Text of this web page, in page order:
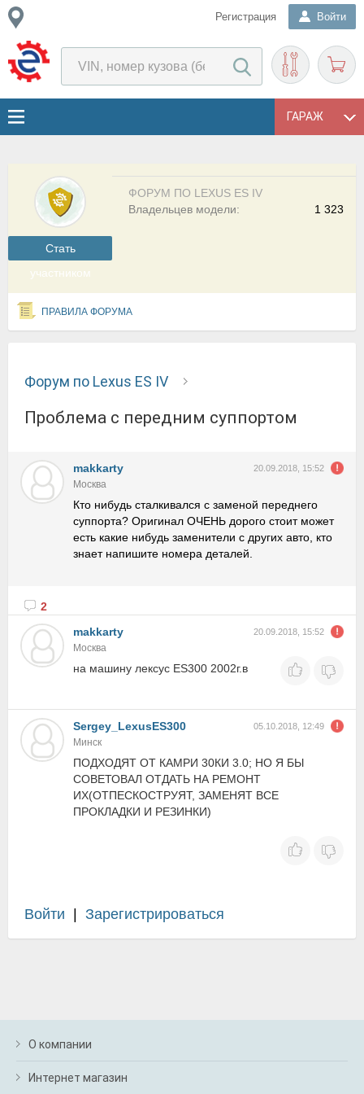
Регистрация Войти
ГАРАЖ
Cтать
участником
ФОРУМ ПО LEXUS ES IV
1 323
Владельцев модели:
ПРАВИЛА ФОРУМА
Форум по Lexus ES IV
Проблема с передним суппортом
makkarty 20.09.2018, 15:52
Москва
Кто нибудь сталкивался с заменой переднего
суппорта? Оригинал ОЧЕНЬ дорого стоит может
есть какие нибудь заменители с других авто, кто
знает напишите номера деталей.
2
makkarty
20.09.2018, 15:52
Москва
на машину лексус ES300 2002г.в
Sergey_LexusES300 05.10.2018, 12:49
Минск
ПОДХОДЯТ ОТ КАМРИ 30КИ 3.0; НО Я БЫ
СОВЕТОВАЛ ОТДАТЬ НА РЕМОНТ
ИХ(ОТПЕСКОСТРУЯТ, ЗАМЕНЯТ ВСЕ
ПРОКЛАДКИ И РЕЗИНКИ)
Войти Зарегистрироваться
О компании
Интернет магазин